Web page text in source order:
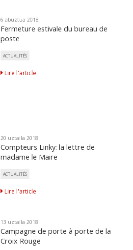
6 abuztua 2018
Fermeture estivale du bureau de
poste
ACTUALITÉS
Lire l'article
20 uztaila 2018
Compteurs Linky: la lettre de
madame le Maire
ACTUALITÉS
Lire l'article
13 uztaila 2018
Campagne de porte à porte de la
Croix Rouge